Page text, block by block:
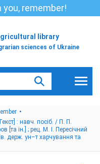
remember!
library
sciences of Ukraine
: навч. посіб. / П. П.
[та ін.] ; рец. М. І. Пересічний
держ. ун–т харчування та